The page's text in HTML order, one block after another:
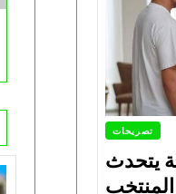
تصريحات
يتحدث